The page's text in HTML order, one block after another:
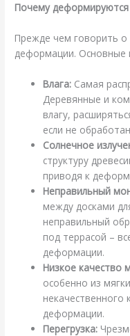
Почему деформируются
Прежде чем говорить
деформации. Основные
Влага: Самая
Деревянные и
влагу,
если не
Солнечное
структуру
приводя к
Неправильный
между досками
неправильный
под террасой –
деформации.
Низкое качество
особенно из
деформации.
Перегрузка: